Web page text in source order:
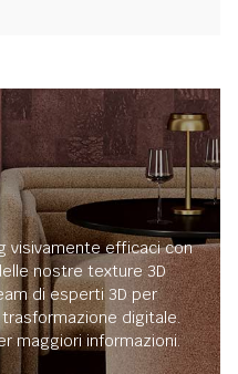
visivamente efficaci con
nostre texture 3D
di esperti 3D per
digitale.
maggiori informazioni.